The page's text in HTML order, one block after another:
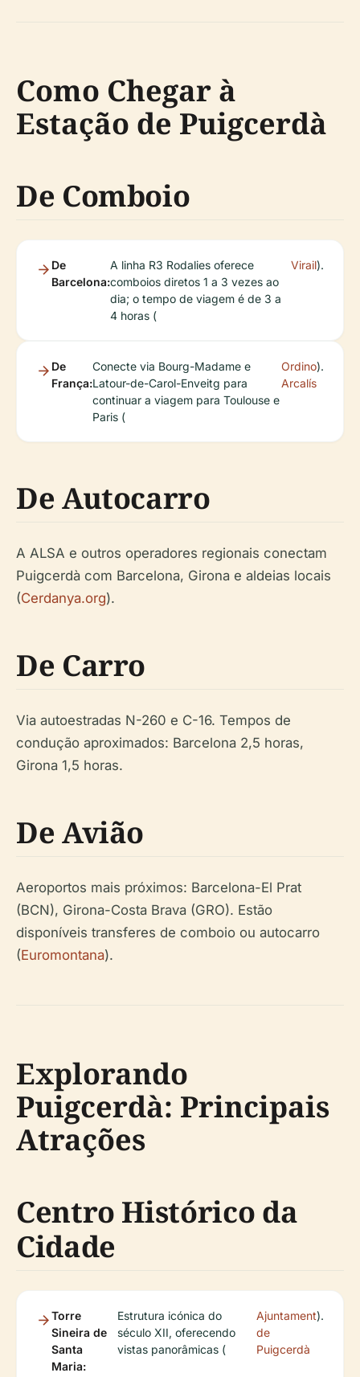
Como Chegar à
Estação de Puigcerdà
De Comboio
De
Barcelona:
A linha R3 Rodalies oferece
comboios diretos 1 a 3 vezes ao
dia; o tempo de viagem é de 3 a
4 horas (
Virail).
De
França:
Conecte via Bourg-Madame e
Latour-de-Carol-Enveitg para
continuar a viagem para Toulouse e
Paris (
Ordino
Arcalís
).
De Autocarro
A ALSA e outros operadores regionais conectam
Puigcerdà com Barcelona, Girona e aldeias locais
(Cerdanya.org).
De Carro
Via autoestradas N-260 e C-16. Tempos de
condução aproximados: Barcelona 2,5 horas,
Girona 1,5 horas.
De Avião
Aeroportos mais próximos: Barcelona-El Prat
(BCN), Girona-Costa Brava (GRO). Estão
disponíveis transferes de comboio ou autocarro
(Euromontana).
Explorando
Puigcerdà: Principais
Atrações
Centro Histórico da
Cidade
Torre
Sineira de
Santa
Maria:
Estrutura icónica do
século XII, oferecendo
vistas panorâmicas (
Ajuntament
de
Puigcerdà
).